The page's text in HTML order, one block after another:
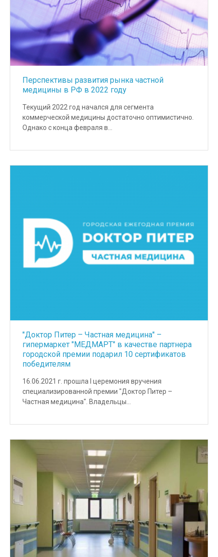
Перспективы развития рынка частной
медицины в РФ в 2022 году
Текущий 2022 год начался для сегмента
коммерческой медицины достаточно оптимистично.
Однако с конца февраля в…
"Доктор Питер – Частная медицина" –
гипермаркет "МЕДМАРТ" в качестве партнера
городской премии подарил 10 сертификатов
победителям
16.06.2021 г. прошла I церемония вручения
специализированной премии "Доктор Питер –
Частная медицина". Владельцы…